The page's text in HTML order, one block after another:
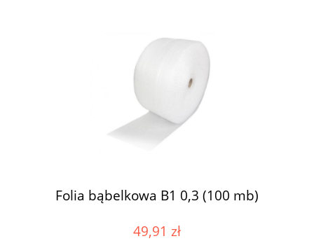
Folia bąbelkowa B1 0,3 (100 mb)
49,91 zł